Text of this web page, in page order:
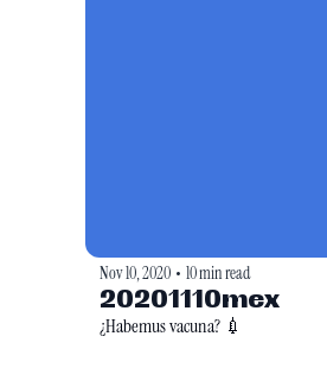
Nov 10, 2020 • 10 min read
20201110mex
¿Habemus vacuna? 💉